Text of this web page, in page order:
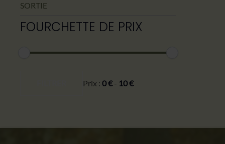
SORTIE
FOURCHETTE DE PRIX
Prix : 0 €- 10 €